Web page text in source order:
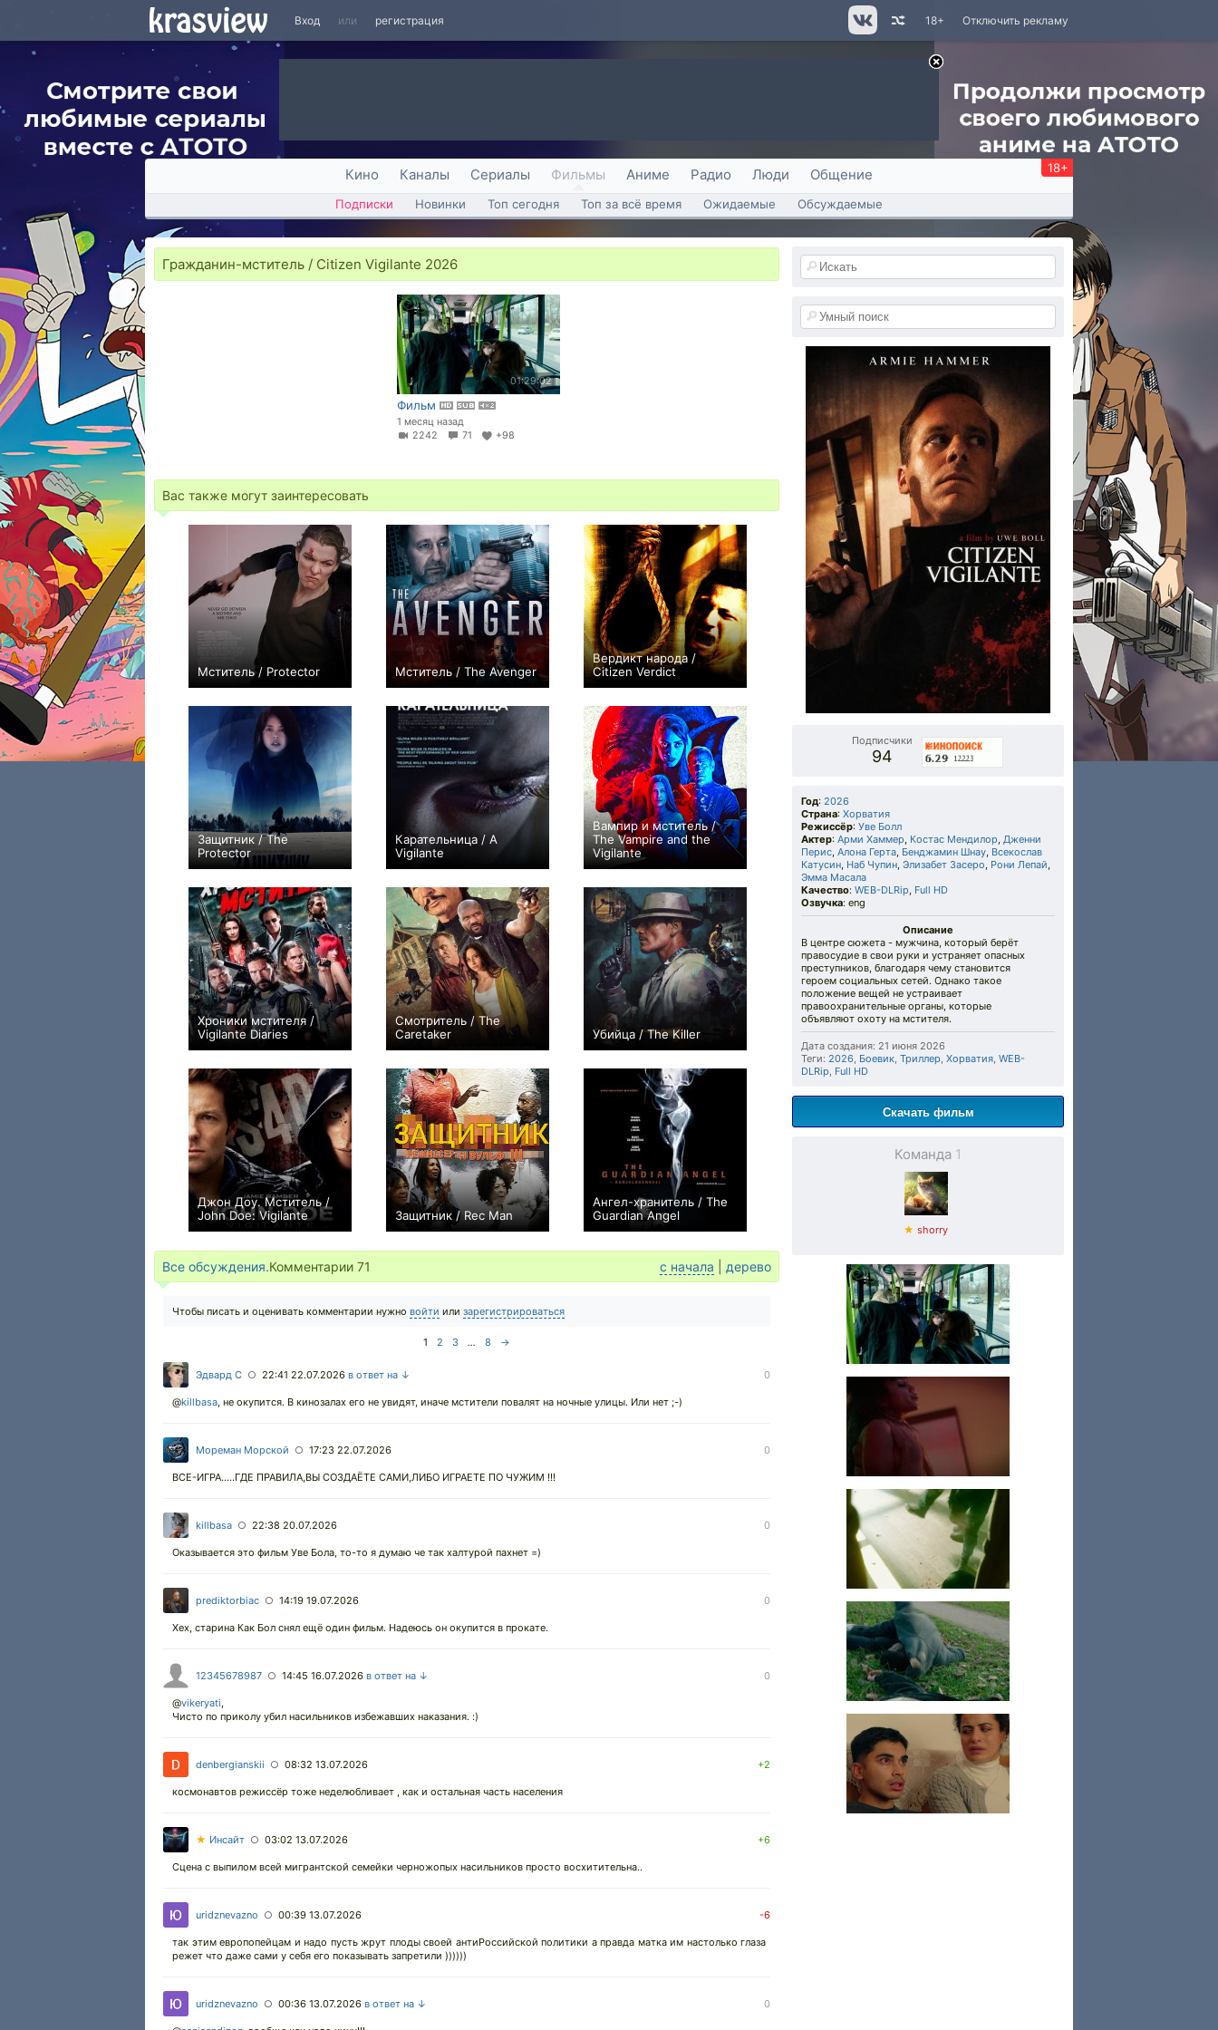
Вход или регистрация Отключить рекламу
18+
Кино Каналы Сериалы Фильмы Аниме Радио Люди Общение 18+
Подписки Новинки Топ сегодня Топ за всё время Ожидаемые Обсуждаемые
Гражданин-мститель / Citizen Vigilante 2026
01:29:02
Фильм
1 месяц назад
2242
71 +98
Вас также могут заинтересовать
Мститель / Protector
+5
Мститель / The Avenger
0
Вердикт народа /
Citizen Verdict
0
Защитник / The
Protector
+1
Карательница / A
Vigilante
+1
Вампир и мститель /
The Vampire and the
Vigilante
0
Хроники мстителя /
Vigilante Diaries
+1
Смотритель / The
Caretaker
0
Убийца / The Killer
+86
Джон Доу. Мститель /
John Doe: Vigilante
+32
Защитник / Rec Man
0
Ангел-хранитель / The
Guardian Angel
+1
Все обсуждения.Комментарии 71 с начала дерево
Чтобы писать и оценивать комментарии нужно войти или зарегистрироваться
1 2 3 ... 8 →
Эдвард С ○ 22:41 22.07.2026 в ответ на ↓ 0
@killbasa, не окупится. В кинозалах его не увидят, иначе мстители повалят на ночные улицы. Или нет ;-)
Мореман Морской ○ 17:23 22.07.2026 0
ВСЕ-ИГРА.....ГДЕ ПРАВИЛА,ВЫ СОЗДАЁТЕ САМИ,ЛИБО ИГРАЕТЕ ПО ЧУЖИМ !!!
killbasa ○ 22:38 20.07.2026 0
Оказывается это фильм Уве Бола, то-то я думаю че так халтурой пахнет =)
prediktorbiac ○ 14:19 19.07.2026 0
Хех, старина Как Бол снял ещё один фильм. Надеюсь он окупится в прокате.
12345678987 ○ 14:45 16.07.2026 в ответ на ↓ 0
@vikeryati,
Чисто по приколу убил насильников избежавших наказания. :)
denbergianskii ○ 08:32 13.07.2026 +2
космонавтов режиссёр тоже неделюбливает , как и остальная часть населения
★ Инсайт ○ 03:02 13.07.2026 +6
Сцена с выпилом всей мигрантской семейки черножопых насильников просто восхитительна..
uridznevazno ○ 00:39 13.07.2026 -6
так этим европопейцам и надо пусть жрут плоды своей антиРоссийской политики а правда матка им настолько глаза
режет что даже сами у себя его показывать запретили ))))))
uridznevazno ○ 00:36 13.07.2026 в ответ на ↓ 0
Подписчики
94
Год: 2026
Страна: Хорватия
Режиссёр: Уве Болл
Актер: Арми Хаммер, Костас Мендилор, Дженни
Перис, Алона Герта, Бенджамин Шнау, Всекослав
Катусин, Наб Чупин, Элизабет Засеро, Рони Лепай,
Эмма Масала
Качество: WEB-DLRip, Full HD
Озвучка: eng
Описание
В центре сюжета - мужчина, который берёт
правосудие в свои руки и устраняет опасных
преступников, благодаря чему становится
героем социальных сетей. Однако такое
положение вещей не устраивает
правоохранительные органы, которые
объявляют охоту на мстителя.
Дата создания: 21 июня 2026
Теги: 2026, Боевик, Триллер, Хорватия, WEB-
DLRip, Full HD
Скачать фильм
Команда 1
★ shorry